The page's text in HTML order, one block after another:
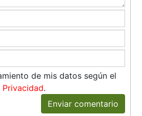
de mis datos según el
Privacidad.
Enviar comentario